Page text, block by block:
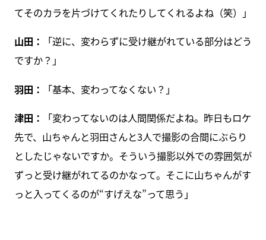
てそのカラを片づけてくれたりしてくれるよね（笑）」
山田：
「逆に、変わらずに受け継がれている部分はどう
ですか？」
羽田： 「基本、変わってなくない？」
津田：
「変わってないのは人間関係だよね。昨日もロケ
先で、山ちゃんと羽田さんと3人で撮影の合間にぶらり
としたじゃないですか。そういう撮影以外での雰囲気が
ずっと受け継がれてるのかなって。そこに山ちゃんがす
っと入ってくるのが“すげえな”って思う」